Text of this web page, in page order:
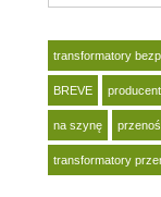
transformatory
BREVE producent
na szynę
transformatory